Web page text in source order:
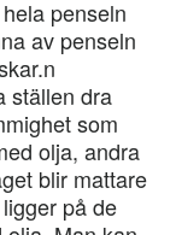
penseln
av penseln
ställen dra
som
olja, andra
blir mattare
på de